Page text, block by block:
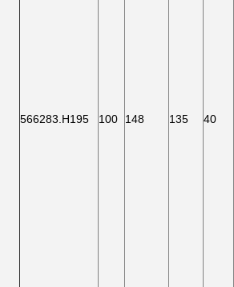
566283.H195 100 148 135 40